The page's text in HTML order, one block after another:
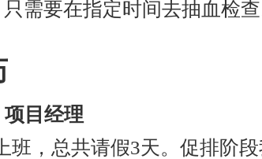
需要在指定时间去抽血检查
目经理
班，总共请假3天。促排阶